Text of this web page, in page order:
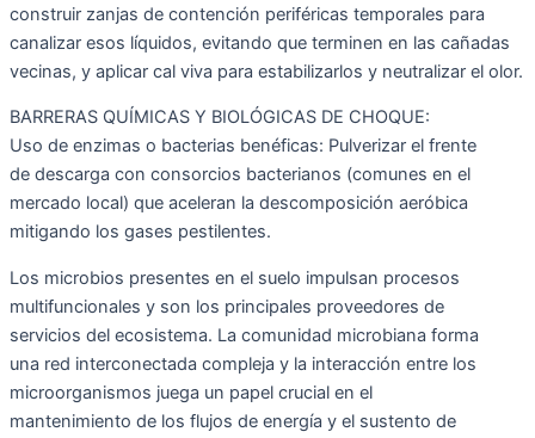
construir zanjas de contención periféricas temporales para
canalizar esos líquidos, evitando que terminen en las cañadas
vecinas, y aplicar cal viva para estabilizarlos y neutralizar el olor.
BARRERAS QUÍMICAS Y BIOLÓGICAS DE CHOQUE:
Uso de enzimas o bacterias benéficas: Pulverizar el frente
de descarga con consorcios bacterianos (comunes en el
mercado local) que aceleran la descomposición aeróbica
mitigando los gases pestilentes.
Los microbios presentes en el suelo impulsan procesos
multifuncionales y son los principales proveedores de
servicios del ecosistema. La comunidad microbiana forma
una red interconectada compleja y la interacción entre los
microorganismos juega un papel crucial en el
mantenimiento de los flujos de energía y el sustento de